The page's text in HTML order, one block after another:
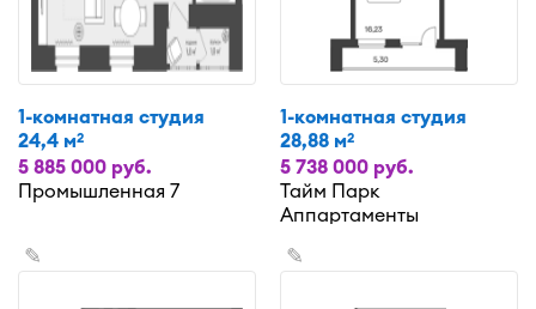
1-комнатная студия
24,4 м2
5 885 000 руб.
Промышленная 7
1-комнатная студия
28,88 м2
5 738 000 руб.
Тайм Парк
Аппартаменты
✎ ✎